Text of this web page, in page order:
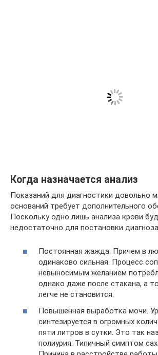
Когда назначается анализ
Показаний для диагностики довольно
оснований требует дополнительного
Поскольку одно лишь анализа крови
недостаточно для постановки диагноза.
Постоянная жажда. Причем в
одинаково сильная. Процесс
невыносимым желанием
однако даже после стакана, а
легче не становится.
Повышенная выработка мочи.
синтезируется в огромных
пяти литров в сутки. Это так
полиурия. Типичный симптом